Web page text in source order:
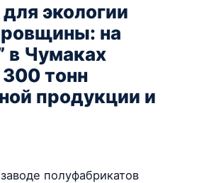
экологии
на
в Чумаках
300 тонн
продукции и
полуфабрикатов